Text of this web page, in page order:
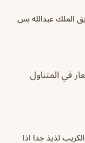
الملك عبدالله بس
في المتناول
لذيذ جدا اذا